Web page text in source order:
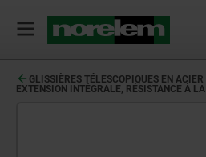
GLISSIÈRES TÉLESCOPIQUES EN
EXTENSION INTÉGRALE, RÉSISTANCE À